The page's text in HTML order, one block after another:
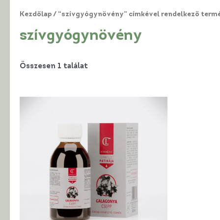
Kezdőlap / “szívgyógynövény” címkével rendelkező
szívgyógynövény
Összesen 1 találat